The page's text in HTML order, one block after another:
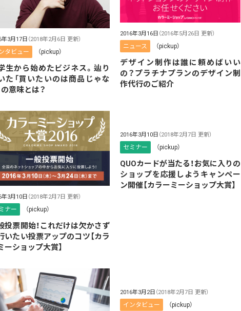
年3月17日 （2018年2月6日 更新）
タビュー （pickup）
生から始めたビジネス。辿り
た「買いたいのは商品じゃな
の意味とは？
2016年3月16日 （2016年5月26日 更新）
ニュース （pickup）
デザイン制作は誰に頼めばいい
の？プラチナプランのデザイン制
作代行のご紹介
年3月10日 （2018年2月7日 更新）
ナー （pickup）
投票開始！これだけは欠かさず
いたい投票アップのコツ【カラ
ーショップ大賞】
2016年3月10日 （2018年2月7日 更新）
セミナー （pickup）
QUOカードが当たる！お気に入りの
ショップを応援しようキャンペー
ン開催【カラーミーショップ大賞】
2016年3月2日 （2018年2月7日 更新）
インタビュー （pickup）